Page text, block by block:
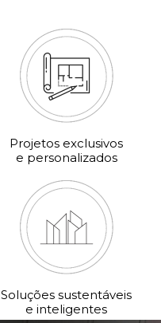
Projetos exclusivos
e personalizados
Soluções sustentáveis
e inteligentes